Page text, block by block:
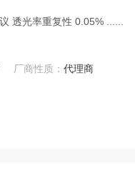
厂商性质：代理商